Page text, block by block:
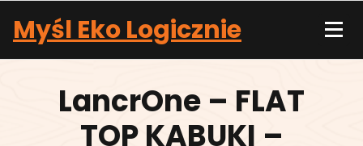
content
Myśl Eko Logicznie
LancrOne – FLAT
TOP KABUKI –